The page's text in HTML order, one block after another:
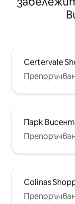
Certervale
Парк
Colinas